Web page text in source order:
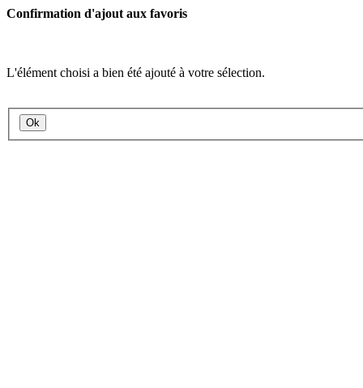
Confirmation d'ajout aux favoris
L'élément choisi a bien été ajouté à votre sélection.